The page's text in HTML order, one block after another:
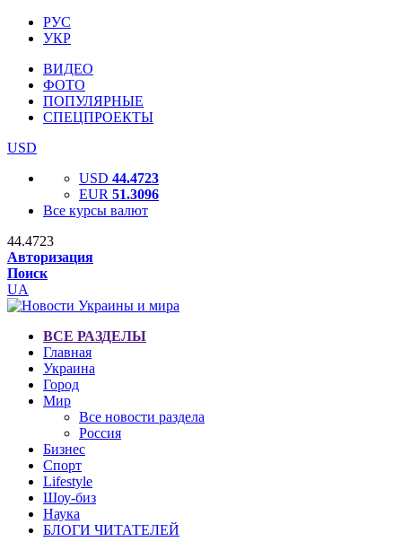
РУС
УКР
ВИДЕО
ФОТО
ПОПУЛЯРНЫЕ
СПЕЦПРОЕКТЫ
USD
USD 44.4723
EUR 51.3096
Все курсы валют
44.4723
Авторизация
Поиск
UA
ВСЕ РАЗДЕЛЫ
Главная
Украина
Город
Мир
Все новости раздела
Россия
Бизнес
Спорт
Lifestyle
Шоу-биз
Наука
БЛОГИ ЧИТАТЕЛЕЙ